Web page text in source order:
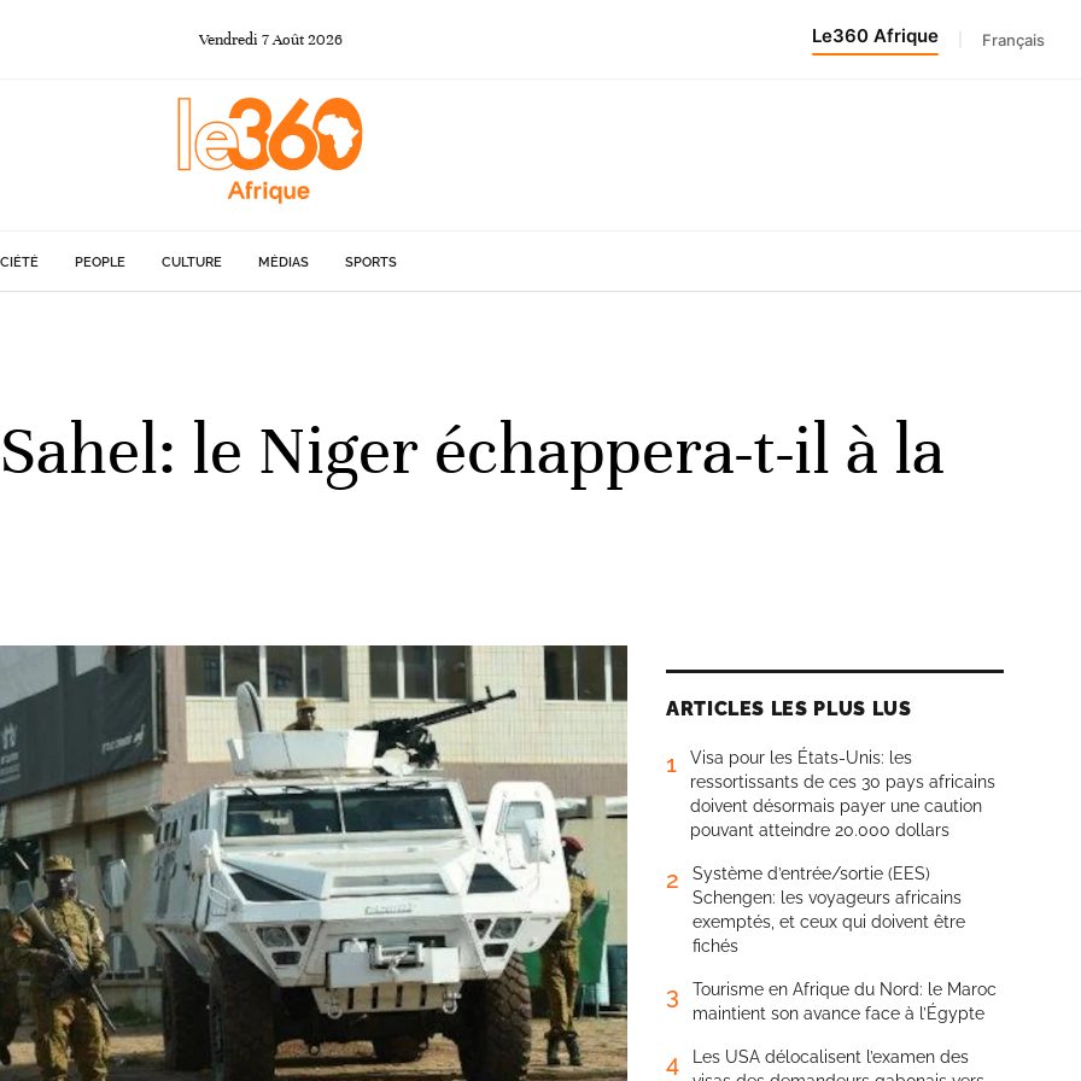
Vendredi 7Août 2026 Le360 Afrique Français
PEOPLE CULTURE MÉDIAS SPORTS
le Niger échappera-t-il à la
ARTICLES LES PLUS LUS
1
Visa pour les États-Unis: les
ressortissants de ces 30 pays africains
doivent désormais payer une caution
pouvant atteindre 20.000 dollars
2
Système d’entrée/sortie (EES)
Schengen: les voyageurs africains
exemptés, et ceux qui doivent être
fichés
3
Tourisme en Afrique du Nord: le Maroc
maintient son avance face à l’Égypte
4
Les USA délocalisent l’examen des